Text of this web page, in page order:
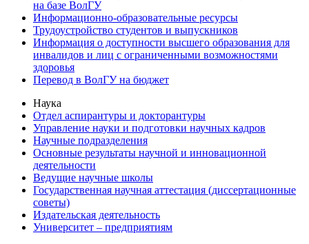
на базе ВолГУ
Информационно-образовательные ресурсы
Трудоустройство студентов и выпускников
Информация о доступности высшего образования для
инвалидов и лиц с ограниченными возможностями
здоровья
Перевод в ВолГУ на бюджет
Наука
Отдел аспирантуры и докторантуры
Управление науки и подготовки научных кадров
Научные подразделения
Основные результаты научной и инновационной
деятельности
Ведущие научные школы
Государственная научная аттестация (диссертационные
советы)
Издательская деятельность
Университет – предприятиям